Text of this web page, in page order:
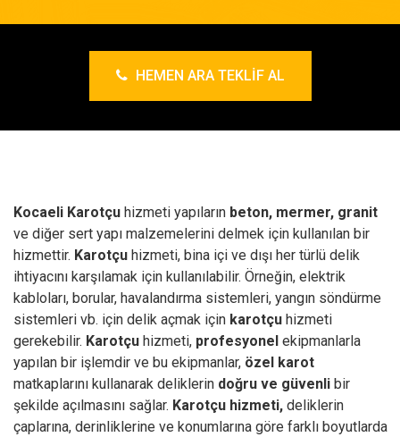
HEMEN ARA TEKLIF AL
Kocaeli Karotçu hizmeti yapıların beton, mermer, granit
ve diğer sert yapı malzemelerini delmek için kullanılan bir
hizmettir. Karotçu hizmeti, bina içi ve dışı her türlü delik
ihtiyacını karşılamak için kullanılabilir. Örneğin, elektrik
kabloları, borular, havalandırma sistemleri, yangın söndürme
sistemleri vb. için delik açmak için karotçu hizmeti
gerekebilir. Karotçu hizmeti, profesyonel ekipmanlarla
yapılan bir işlemdir ve bu ekipmanlar, özel karot
matkaplarını kullanarak deliklerin doğru ve güvenli bir
şekilde açılmasını sağlar. Karotçu hizmeti, deliklerin
çaplarına, derinliklerine ve konumlarına göre farklı boyutlarda